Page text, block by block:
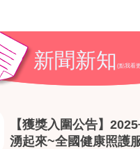
新聞新知 (點我看
【獲獎入圍公告】
湧起來~全國健康照護